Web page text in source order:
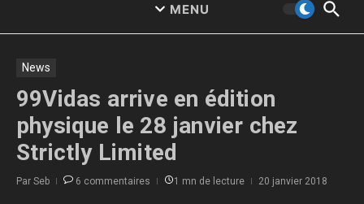
MENU
News
99Vidas arrive en édition
physique le 28 janvier chez
Strictly Limited
Par Seb 6 commentaires 1 mn de lecture 20 janvier 2018